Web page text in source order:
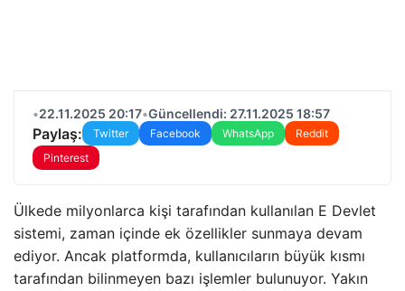
•22.11.2025 20:17•Güncellendi: 27.11.2025 18:57
Paylaş: Twitter Facebook WhatsApp
Reddit
Pinterest
Ülkede milyonlarca kişi tarafından kullanılan E Devlet
sistemi, zaman içinde ek özellikler sunmaya devam
ediyor. Ancak platformda, kullanıcıların büyük kısmı
tarafından bilinmeyen bazı işlemler bulunuyor. Yakın